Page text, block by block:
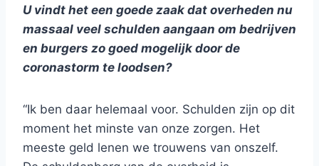
U vindt het een goede zaak dat overheden nu
massaal veel schulden aangaan om bedrijven
en burgers zo goed mogelijk door de
coronastorm te loodsen?
“Ik ben daar helemaal voor. Schulden zijn op dit
moment het minste van onze zorgen. Het
meeste geld lenen we trouwens van onszelf.